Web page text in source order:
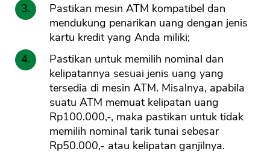
Pastikan mesin ATM kompatibel dan
mendukung penarikan uang dengan jenis
kartu kredit yang Anda miliki;
Pastikan untuk memilih nominal dan
kelipatannya sesuai jenis uang yang
tersedia di mesin ATM. Misalnya, apabila
suatu ATM memuat kelipatan uang
Rp100.000,-, maka pastikan untuk tidak
memilih nominal tarik tunai sebesar
Rp50.000,- atau kelipatan ganjilnya.